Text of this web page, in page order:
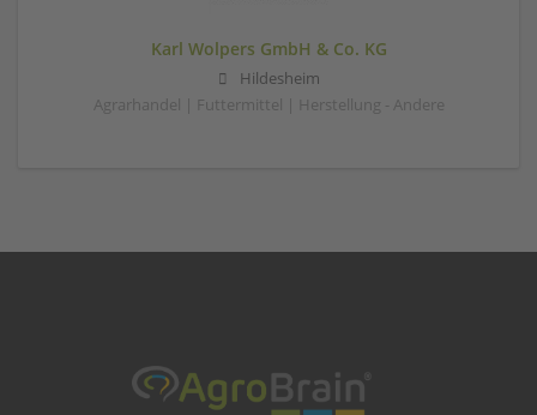
Karl Wolpers GmbH & Co. KG
Hildesheim
Agrarhandel | Futtermittel | Herstellung - Andere